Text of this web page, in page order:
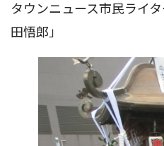
タウンニュース市民ライ
田悟郎」